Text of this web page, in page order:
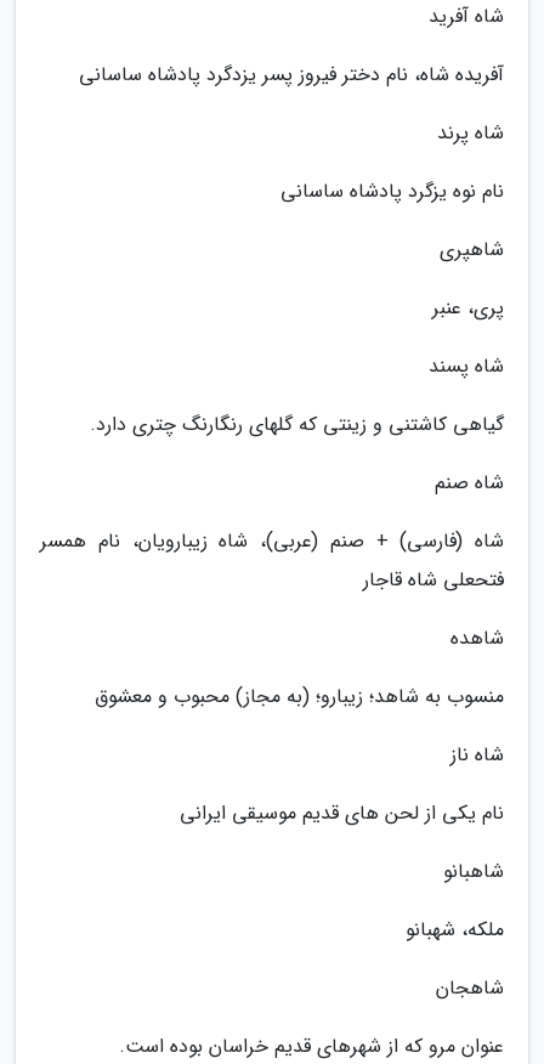
شاه آفرید
آفریده شاه، نام دختر فیروز پسر یزدگرد پادشاه ساسانی
شاه پرند
نام نوه یزگرد پادشاه ساسانی
شاهپری
پری، عنبر
شاه پسند
گیاهی کاشتنی و زینتی که گلهای رنگارنگ چتری دارد.
شاه صنم
شاه (فارسی) + صنم (عربی)، شاه زیبارویان، نام همسر
فتحعلی شاه قاجار
شاهده
منسوب به شاهد؛ زیبارو؛ (به مجاز) محبوب و معشوق
شاه ناز
نام یکی از لحن های قدیم موسیقی ایرانی
شاهبانو
ملکه، شهبانو
شاهجان
عنوان مرو که از شهرهای قدیم خراسان بوده است.